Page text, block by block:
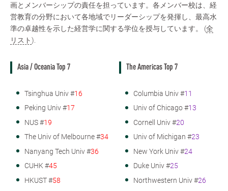
画とメンバーシップの責任を担っています。各メンバー校は、経
営教育の分野において各地域でリーダーシップを発揮し、最高水
準の卓越性を示した経営学に関する学位を授与しています。 (全
リスト).
Asia / Oceania Top 7
Tsinghua Univ #16
Peking Univ #17
NUS #19
The Univ of Melbourne #34
Nanyang Tech Univ #36
CUHK #45
HKUST #58
The Americas Top 7
Columbia Univ #11
Univ of Chicago #13
Cornell Univ #20
Univ of Michigan #23
New York Univ #24
Duke Univ #25
Northwestern Univ #26